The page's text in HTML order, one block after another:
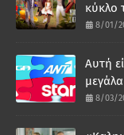
κύκλο
8/01/
Αυτή
8/03/